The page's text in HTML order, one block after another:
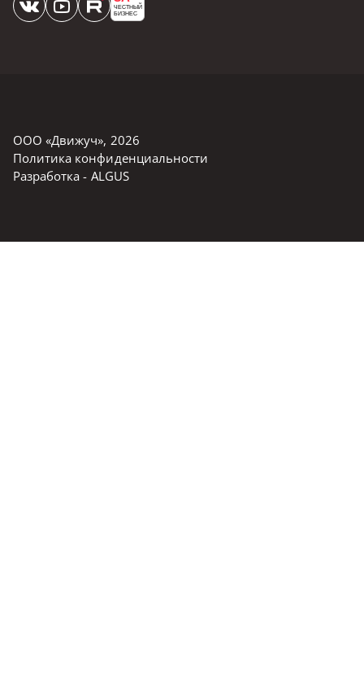
ЧЕСТНЫЙ
БИЗНЕС
ООО «Движуч», 2026
Политика конфиденциальности
Разработка - ALGUS